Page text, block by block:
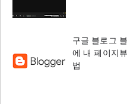
구글 블로그
에 내 페이지
법